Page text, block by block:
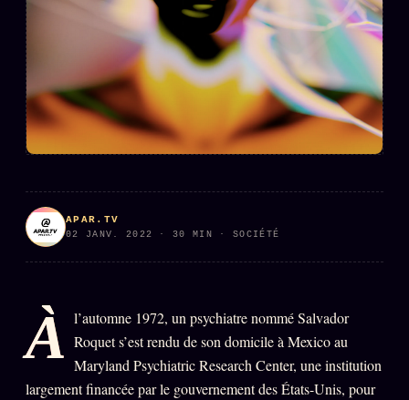
PRÉDICTIONS INFOFICTION
L'ORACLE Z/S 12 PRODUITS
Chat Oracle LIVE
Oracle z/S
Oracle Analyse
Oracle Famille
Oracle Sigil Sonore
Oracle Parfum
APAR.TV
02 JANV. 2022 · 30 MIN · SOCIÉTÉ
À l’automne 1972, un psychiatre nommé Salvador
Roquet s’est rendu de son domicile à Mexico au
Maryland Psychiatric Research Center, une institution
largement financée par le gouvernement des États-Unis, pour